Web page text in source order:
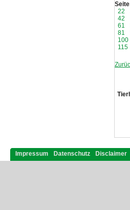
22
42
61
81
100
115
Impressum Datenschutz Disclaimer